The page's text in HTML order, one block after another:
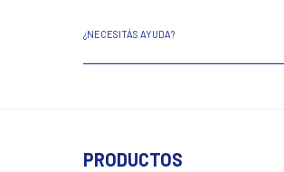
¿NECESITÁS AYUDA?
PRODUCTOS